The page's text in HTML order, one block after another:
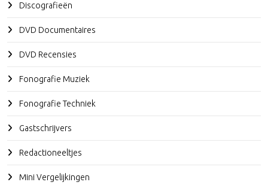
Discografieën
DVD Documentaires
DVD Recensies
Fonografie Muziek
Fonografie Techniek
Gastschrijvers
Redactioneeltjes
Mini Vergelijkingen